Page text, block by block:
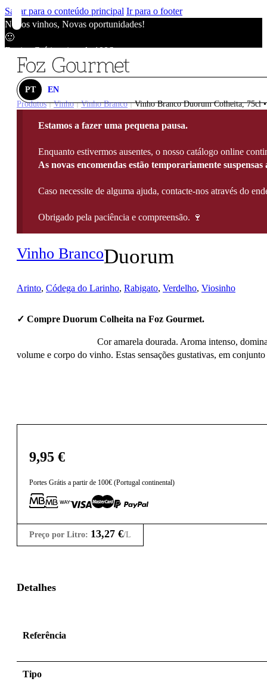
Saltar para o conteúdo principal Ir para o footer
Novos vinhos, Novas oportunidades!
🙂
Envios Grátis acima de 100€
Novos vinhos, Novas oportunidades!
Envios Grátis acima de 100€
Novos vinhos, Novas oportunidades!
Envios Grátis acima de 100€
PT
EN
Produtos | Vinho | Vinho Branco | Vinho Branco Duorum Colheita, 75cl
Estamos a fazer uma pequena pausa.
Enquanto estivermos ausentes, o nosso catálogo online
As novas encomendas estão temporariamente suspensas
Caso necessite de alguma ajuda, contacte-nos através do
Obrigado pela paciência e compreensão. 🍷
Vinho BrancoDuorum
Arinto, Códega do Larinho, Rabigato, Verdelho, Viosinho
✓ Compre Duorum Colheita na Foz Gourmet.
Cor amarela dourada. Aroma intenso,
volume e corpo do vinho. Estas sensações gustativas, em
9,95 €
Portes Grátis a partir de 100€ (Portugal continental)
Preço por Litro: 13,27 €/L
Detalhes
Referência
Tipo